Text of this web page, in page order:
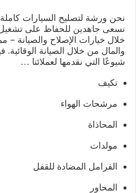
نحن ورشة لتصليح السيارات
نسعى جاهدين للحفاظ على
خلال خيارات الإصلاح والصيانة –
والمال من خلال الصيانة الوقائية.
شيوعًا التي نقدمها لعملائنا …
تكيف
مرشحات الهواء
المحاذاة
مولدات
الفرامل المضادة للقفل
المحاور